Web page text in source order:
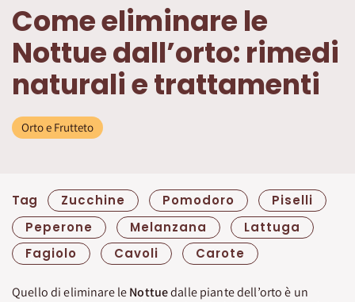
Come eliminare le
Nottue dall’orto: rimedi
naturali e trattamenti
Orto e Frutteto
Tag Zucchine Pomodoro
Piselli
Peperone
Melanzana
Lattuga
Fagiolo
Cavoli Carote
Quello di eliminare leNottuedalle piante dell’orto è un